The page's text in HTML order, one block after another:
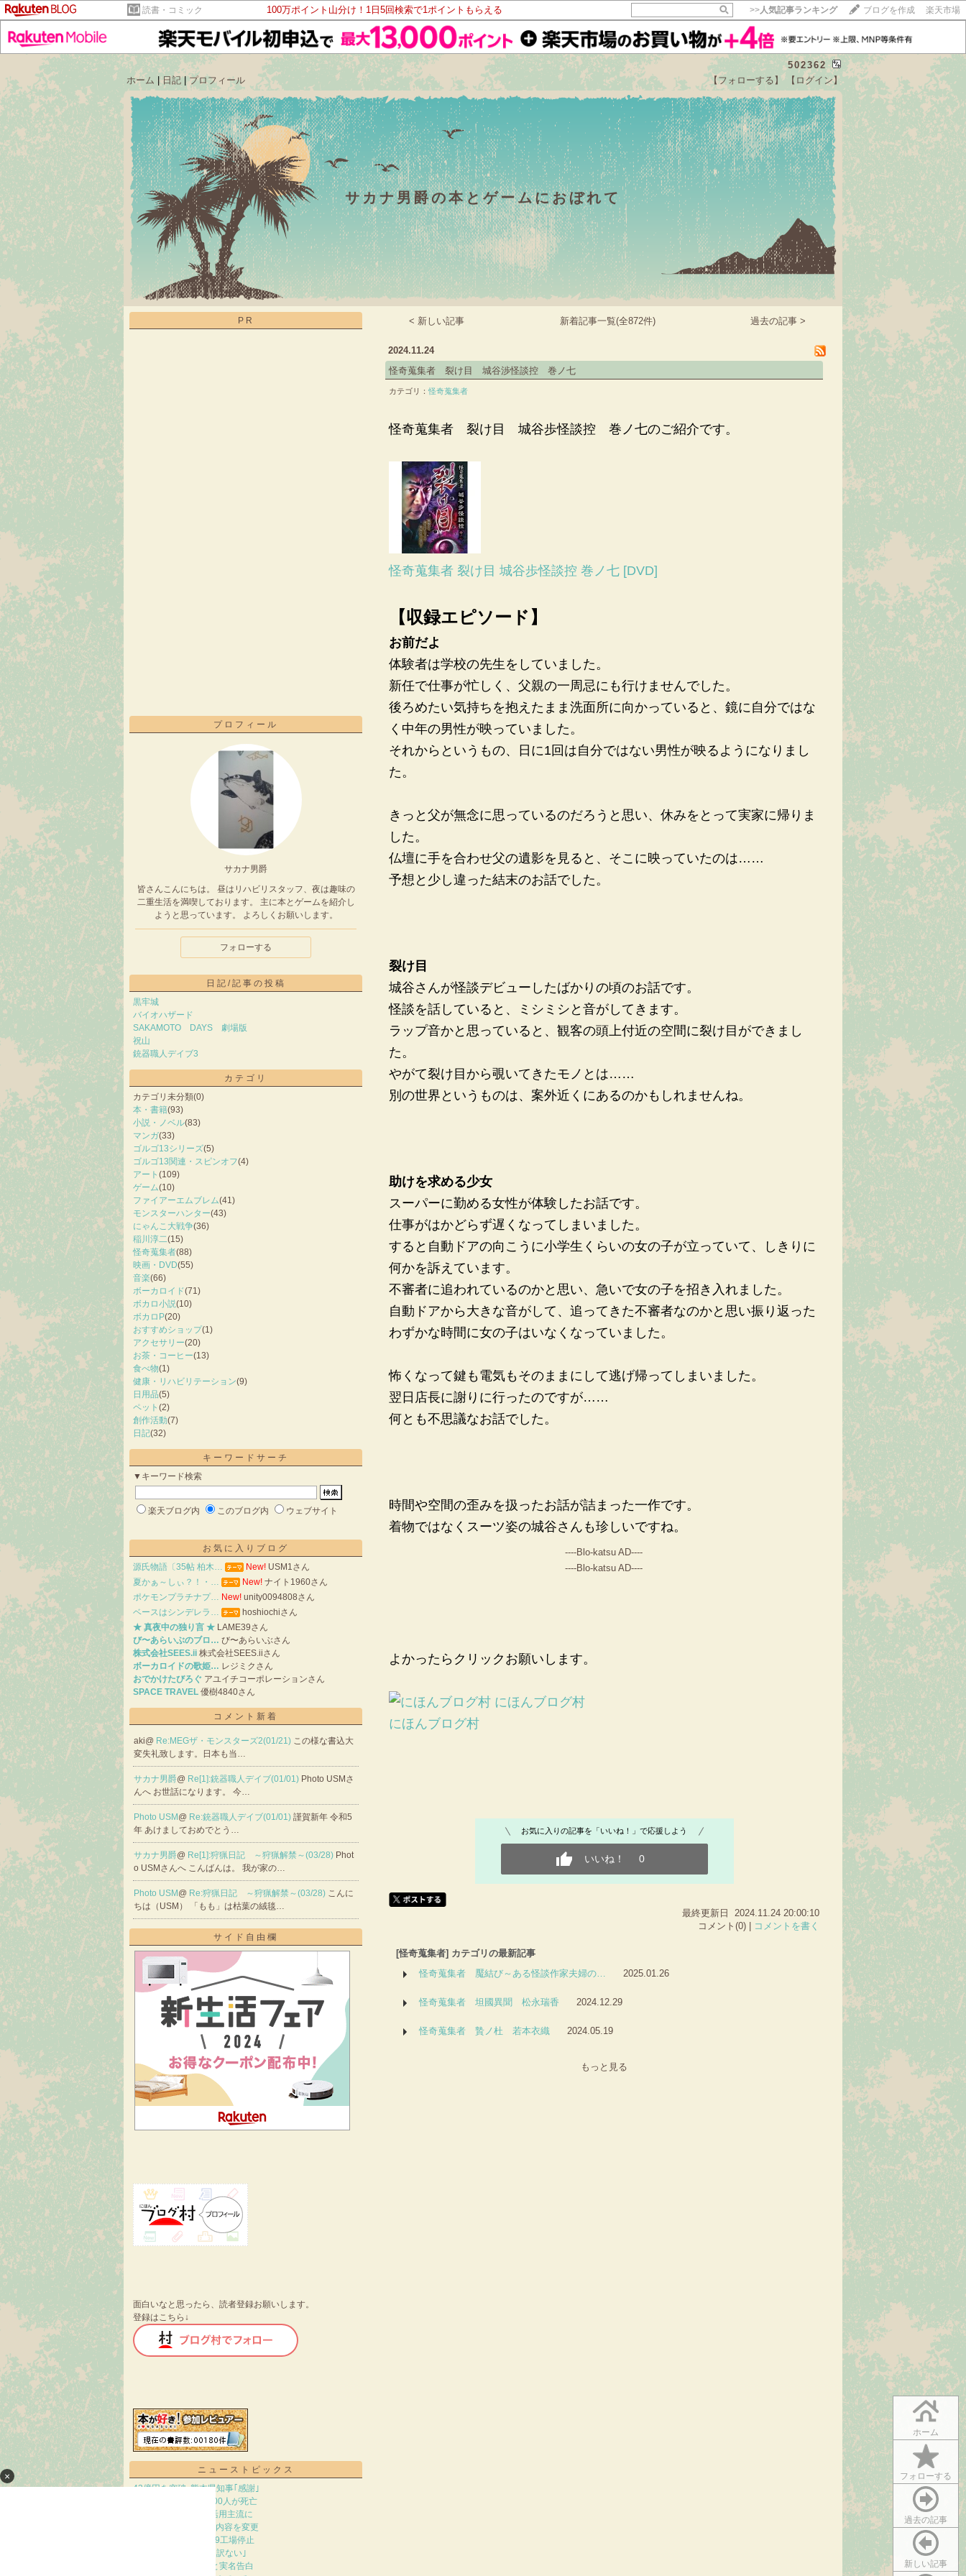
読書・コミック 100万ポイント山分け！1日5回検索で1ポイントもらえる >>人気記事ランキング ブログを作成 楽天市場
502362
ホーム |日記|プロフィール 【フォローする】 【ログイン】
サカナ男爵の本とゲームにおぼれて
ホーム
フォローする
過去の記事
新しい記事
【毎日開催】
15記事にいいね！で1ポイント
10秒滞在
いいね! --/--
PR
×
プロフィール
サカナ男爵
皆さんこんにちは。 昼はリハビリスタッフ、夜は趣味の
二重生活を満喫しております。 主に本とゲームを紹介し
ようと思っています。 よろしくお願いします。
フォローする
日記/記事の投稿
黒牢城
バイオハザード
SAKAMOTO DAYS 劇場版
祝山
銃器職人デイブ3
カテゴリ
カテゴリ未分類(0)
本・書籍(93)
小説・ノベル(83)
マンガ(33)
ゴルゴ13シリーズ(5)
ゴルゴ13関連・スピンオフ(4)
アート (109)
ゲーム(10)
ファイアーエムブレム(41)
モンスターハンター(43)
にゃんこ大戦争(36)
稲川淳二(15)
怪奇蒐集者(88)
映画・DVD(55)
音楽(66)
ボーカロイド(71)
ボカロ小説(10)
ボカロP(20)
おすすめショップ(1)
アクセサリー(20)
お茶・コーヒー(13)
食べ物(1)
健康・リハビリテーション(9)
日用品(5)
ペット (2)
創作活動(7)
日記(32)
キーワードサーチ
▼キーワード検索
楽天ブログ内 このブログ内 ウェブサイト
お気に入りブログ
源氏物語〔35帖 柏木…
New! USM1さん
夏かぁ～しぃ？！・…
New! ナイト1960さん
ポケモンプラチナプ… New! unity0094808さん
ベースはシンデレラ…
hoshiochiさん
★ 真夜中の独り言 ★ LAME39さん
び〜あらいぶのブロ… び〜あらいぶさん
株式会社SEES.ii 株式会社SEES.iiさん
ボーカロイドの歌姫… レジミクさん
おでかけたびろぐ アユイチコーポレーションさん
SPACE TRAVEL 優樹4840さん
コメント新着
aki@ Re:MEGザ・モンスターズ2(01/21) この様な書込大
変失礼致します。日本も当…
サカナ男爵@ Re[1]:銃器職人デイブ(01/01) Photo USMさ
んへ お世話になります。 今…
Photo USM @ Re:銃器職人デイブ(01/01) 謹賀新年 令和5
年 あけましておめでとう…
サカナ男爵@ Re[1]:狩猟日記 ～狩猟解禁～(03/28) Phot
o USMさんへ こんばんは。 我が家の…
Photo USM @ Re:狩猟日記 ～狩猟解禁～(03/28) こんに
ちは（USM） 「もも」は枯葉の絨毯…
サイド自由欄
面白いなと思ったら、読者登録お願いします。
登録はこちら↓
ニューストピックス
43億円を突破､熊本県知事｢感謝｣
ドイツ､6月熱波で9600人が死亡
中国のゲームでAIの活用主流に
7日｢徹子の部屋｣放送内容を変更
台風接近､トヨタ国内9工場停止
自力V消滅､監督｢申し訳ない｣
三宅健｢美しかった｣と実名告白
< 新しい記事 新着記事一覧(全872件) 過去の記事 >
2024.11.24
怪奇蒐集者 裂け目 城谷渉怪談控 巻ノ七
カテゴリ：怪奇蒐集者
怪奇蒐集者 裂け目 城谷歩怪談控 巻ノ七のご紹介です。
怪奇蒐集者 裂け目 城谷歩怪談控 巻ノ七 [DVD]
【収録エピソード】
お前だよ
体験者は学校の先生をしていました。
新任で仕事が忙しく、父親の一周忌にも行けませんでした。
後ろめたい気持ちを抱えたまま洗面所に向かっていると、鏡に自分ではな
く中年の男性が映っていました。
それからというもの、日に1回は自分ではない男性が映るようになりまし
た。
きっと父が無念に思っているのだろうと思い、休みをとって実家に帰りま
した。
仏壇に手を合わせ父の遺影を見ると、そこに映っていたのは……
予想と少し違った結末のお話でした。
裂け目
城谷さんが怪談デビューしたばかりの頃のお話です。
怪談を話していると、ミシミシと音がしてきます。
ラップ音かと思っていると、観客の頭上付近の空間に裂け目ができまし
た。
やがて裂け目から覗いてきたモノとは……
別の世界というものは、案外近くにあるのかもしれませんね。
助けを求める少女
スーパーに勤める女性が体験したお話です。
仕事がはかどらず遅くなってしまいました。
すると自動ドアの向こうに小学生くらいの女の子が立っていて、しきりに
何かを訴えています。
不審者に追われているのかと思い、急いで女の子を招き入れました。
自動ドアから大きな音がして、追ってきた不審者なのかと思い振り返った
わずかな時間に女の子はいなくなっていました。
怖くなって鍵も電気もそのままにして逃げ帰ってしまいました。
翌日店長に謝りに行ったのですが……
何とも不思議なお話でした。
時間や空間の歪みを扱ったお話が詰まった一作です。
着物ではなくスーツ姿の城谷さんも珍しいですね。
----Blo-katsu AD----
----Blo-katsu AD----
よかったらクリックお願いします。
にほんブログ村
お気に入りの記事を「いいね！」で応援しよう
いいね！ 0
最終更新日 2024.11.24 20:00:10
コメント(0) |
コメントを書く
[怪奇蒐集者] カテゴリの最新記事
怪奇蒐集者 魘結び～ある怪談作家夫婦の…
2025.01.26
怪奇蒐集者 坦國異聞 松永瑞香 2024.12.29
怪奇蒐集者 贄ノ杜 若本衣織 2024.05.19
もっと見る